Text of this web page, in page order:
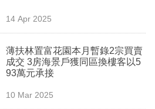
14 Apr 2025
薄扶林置富花園本月暫錄2宗買賣
成交 3房海景戶獲同區換樓客以5
93萬元承接
10 Mar 2025